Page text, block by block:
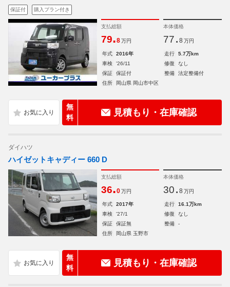
保証付 購入プラン付き
支払総額
79.8 万円
本体価格
77. 8 万円
年式 2016年 走行
5.7万km
車検
'26/11 修復
なし
保証
保証付 整備
法定整備付
住所
岡山県 岡山市中区
無
料
見積もり・在庫確認
ダイハツ
ハイゼットキャディー 660 D
支払総額
36.0 万円
本体価格
30. 8 万円
年式 2017年 走行
16.1万km
車検
'27/1 修復
なし
保証
保証無 整備
-
住所
岡山県 玉野市
無
料
見積もり・在庫確認